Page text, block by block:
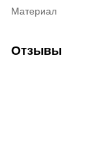
Материал
Отзывы